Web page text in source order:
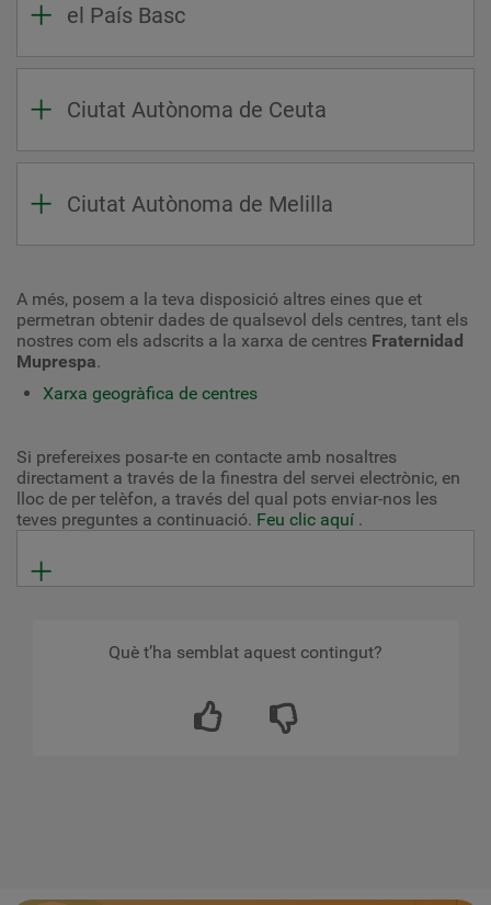
el País Basc
Ciutat Autònoma de Ceuta
Ciutat Autònoma de Melilla
A més, posem a la teva disposició altres eines que et
permetran obtenir dades de qualsevol dels centres, tant els
nostres com els adscrits a la xarxa de centres Fraternidad
Muprespa.
Xarxa geogràfica de centres
Si prefereixes posar-te en contacte amb nosaltres
directament a través de la finestra del servei electrònic, en
lloc de per telèfon, a través del qual pots enviar-nos les
teves preguntes a continuació. Feu clic aquí .
Què t’ha semblat aquest contingut?